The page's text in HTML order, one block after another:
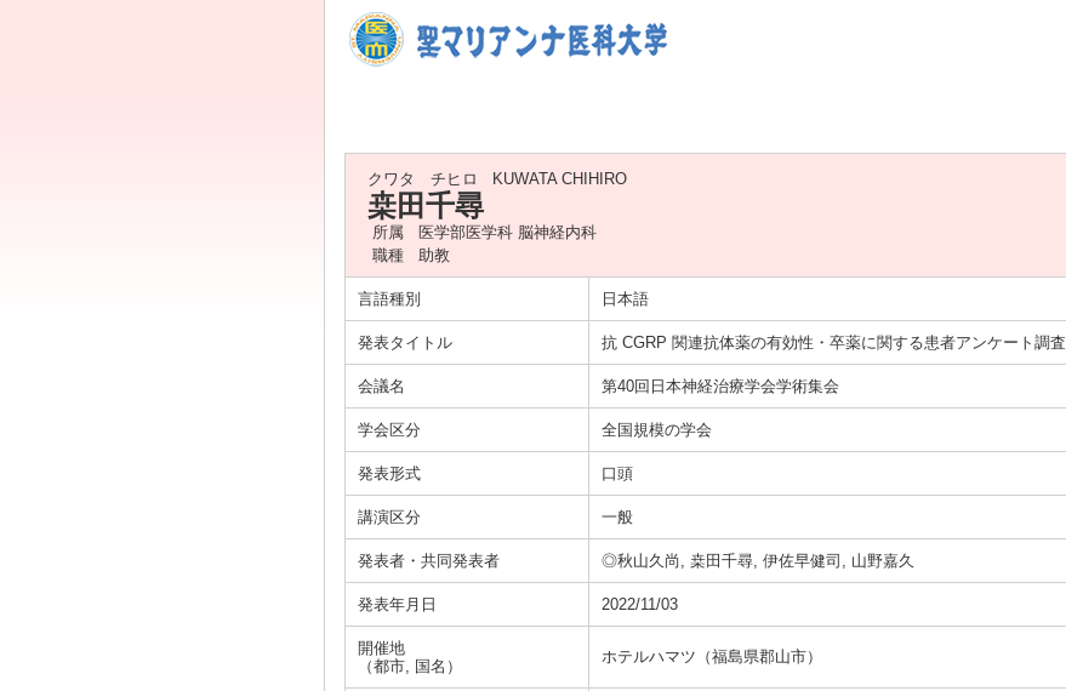
クワタ チヒロ KUWATA CHIHIRO
桒田千尋
所属
医学部医学科 脳神経内科
職種
助教
言語種別 日本語
発表タイトル 抗 CGRP 関連抗体薬の有効性・卒薬に関する患者アンケート調査
会議名 第40回日本神経治療学会学術集会
学会区分 全国規模の学会
発表形式 口頭
講演区分 一般
発表者・共同発表者 ◎秋山久尚, 桒田千尋, 伊佐早健司, 山野嘉久
発表年月日 2022/11/03
開催地
（都市, 国名）
ホテルハマツ（福島県郡山市）